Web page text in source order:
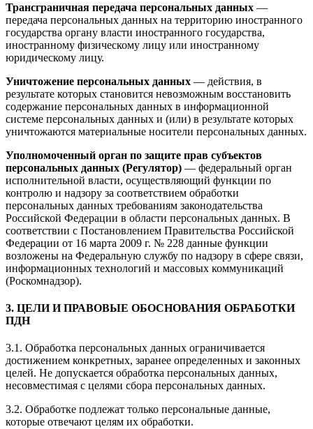
Трансграничная передача персональных данных —
передача персональных данных на территорию иностранного
государства органу власти иностранного государства,
иностранному физическому лицу или иностранному
юридическому лицу.
Уничтожение персональных данных — действия, в
результате которых становится невозможным восстановить
содержание персональных данных в информационной
системе персональных данных и (или) в результате которых
уничтожаются материальные носители персональных данных.
Уполномоченный орган по защите прав субъектов
персональных данных (Регулятор) — федеральный орган
исполнительной власти, осуществляющий функции по
контролю и надзору за соответствием обработки
персональных данных требованиям законодательства
Российской Федерации в области персональных данных. В
соответствии с Постановлением Правительства Российской
Федерации от 16 марта 2009 г. № 228 данные функции
возложены на Федеральную службу по надзору в сфере связи,
информационных технологий и массовых коммуникаций
(Роскомнадзор).
3. ЦЕЛИ И ПРАВОВЫЕ ОБОСНОВАНИЯ ОБРАБОТКИ
ПДН
3.1. Обработка персональных данных ограничивается
достижением конкретных, заранее определенных и законных
целей. Не допускается обработка персональных данных,
несовместимая с целями сбора персональных данных.
3.2. Обработке подлежат только персональные данные,
которые отвечают целям их обработки.